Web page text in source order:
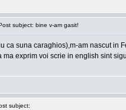
subject: bine v-am gasit!
ca suna caraghios),m-am nascut
exprim voi scrie in english sint
subject: